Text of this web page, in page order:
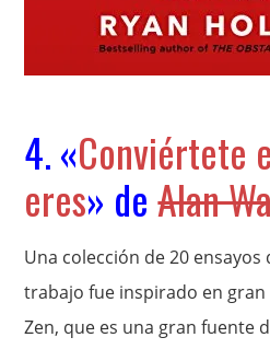
4. «Conviértete
eres» deAlan
Una colección de 20 ensayos
trabajo fue inspirado en
Zen, que es una gran fuente